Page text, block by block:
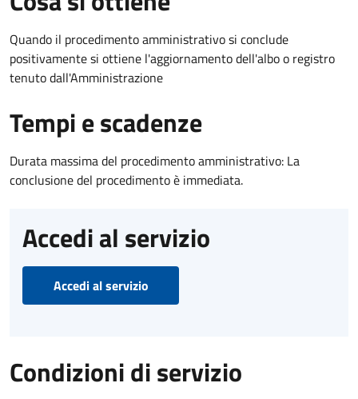
Quando il procedimento amministrativo si conclude
positivamente si ottiene l'aggiornamento dell'albo o registro
tenuto dall'Amministrazione
Tempi e scadenze
Durata massima del procedimento amministrativo: La
conclusione del procedimento è immediata.
Accedi al servizio
Accedi al servizio
Condizioni di servizio